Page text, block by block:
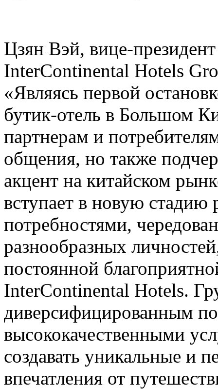
Цзян Вэй, вице-
InterContinental Hotels
«Являясь первой
бутик-отель в Большом
партнерам и
общения, но также
акцент на китайском
вступает в новую стадию
потребностями,
разнообразных
постоянной
InterContinental Hotels.
диверсифицированным
высококачественными
создавать уникальные и
впечатления от